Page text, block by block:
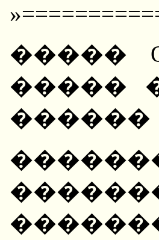
�����
�����
������